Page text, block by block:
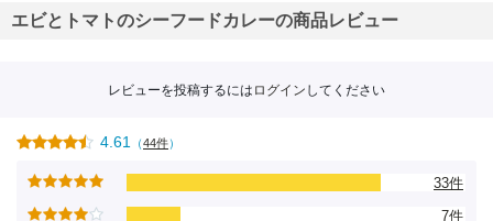
エビとトマトのシーフードカレーの商品レビュー
レビューを投稿するには ログイン してください
4.61 （44件）
33件
7件